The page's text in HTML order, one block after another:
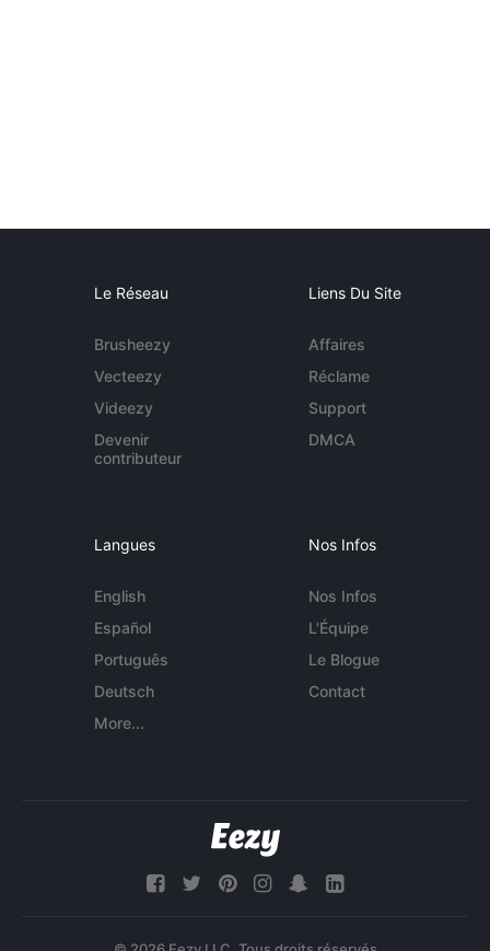
Le Réseau
Brusheezy
Vecteezy
Videezy
Devenir
contributeur
Liens Du Site
Affaires
Réclame
Support
DMCA
Langues
English
Español
Português
Deutsch
More...
Nos Infos
Nos Infos
L'Équipe
Le Blogue
Contact